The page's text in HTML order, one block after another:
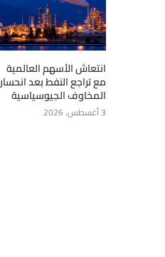
انتعاش الأسهم العالمية
مع تراجع النفط بعد انحسار
المخاوف الجيوسياسية
3 أغسطس، 2026